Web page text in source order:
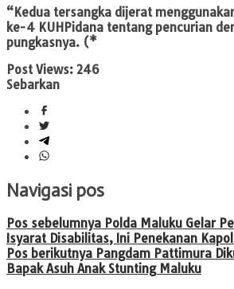
“Kedua tersangka dijerat
ke-4 KUHPidana tentang pencurian
pungkasnya. (*
Post Views: 246
Sebarkan
Navigasi pos
Pos sebelumnya Polda Maluku Gelar
Isyarat Disabilitas, Ini Penekanan
Pos berikutnya Pangdam Pattimura
Bapak Asuh Anak Stunting Maluku